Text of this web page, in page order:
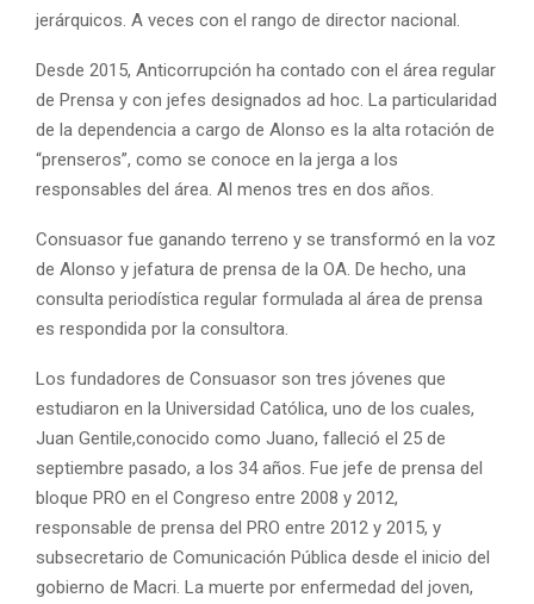
jerárquicos. A veces con el rango de director nacional.
Desde 2015, Anticorrupción ha contado con el área regular
de Prensa y con jefes designados ad hoc. La particularidad
de la dependencia a cargo de Alonso es la alta rotación de
“prenseros”, como se conoce en la jerga a los
responsables del área. Al menos tres en dos años.
Consuasor fue ganando terreno y se transformó en la voz
de Alonso y jefatura de prensa de la OA. De hecho, una
consulta periodística regular formulada al área de prensa
es respondida por la consultora.
Los fundadores de Consuasor son tres jóvenes que
estudiaron en la Universidad Católica, uno de los cuales,
Juan Gentile,conocido como Juano, falleció el 25 de
septiembre pasado, a los 34 años. Fue jefe de prensa del
bloque PRO en el Congreso entre 2008 y 2012,
responsable de prensa del PRO entre 2012 y 2015, y
subsecretario de Comunicación Pública desde el inicio del
gobierno de Macri. La muerte por enfermedad del joven,